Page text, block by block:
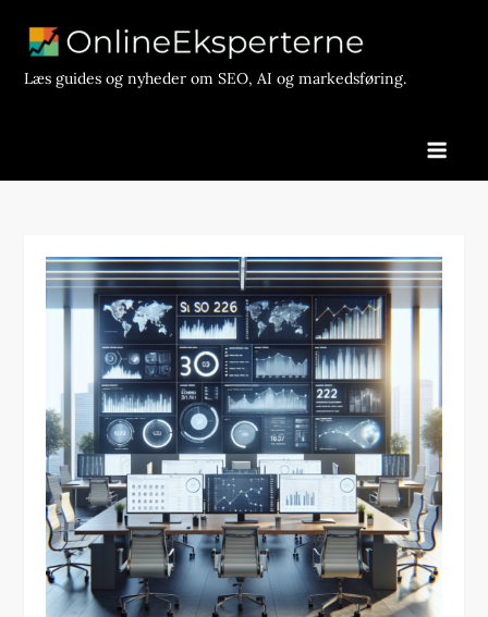
contentLæs guides og nyheder om SEO, AI og markedsføring.